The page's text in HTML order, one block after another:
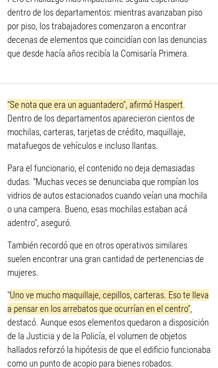
dentro de los departamentos: mientras avanzaban piso
por piso, los trabajadores comenzaron a encontrar
decenas de elementos que coincidían con las denuncias
que desde hacía años recibía la Comisaría Primera.
"Se nota que era un aguantadero", afirmó Haspert.
Dentro de los departamentos aparecieron cientos de
mochilas, carteras, tarjetas de crédito, maquillaje,
matafuegos de vehículos e incluso llantas.
Para el funcionario, el contenido no deja demasiadas
dudas. "Muchas veces se denunciaba que rompían los
vidrios de autos estacionados cuando veían una mochila
o una campera. Bueno, esas mochilas estaban acá
adentro", aseguró.
También recordó que en otros operativos similares
suelen encontrar una gran cantidad de pertenencias de
mujeres.
"Uno ve mucho maquillaje, cepillos, carteras. Eso te lleva
a pensar en los arrebatos que ocurrían en el centro",
destacó. Aunque esos elementos quedaron a disposición
de la Justicia y de la Policía, el volumen de objetos
hallados reforzó la hipótesis de que el edificio funcionaba
como un punto de acopio para bienes robados.